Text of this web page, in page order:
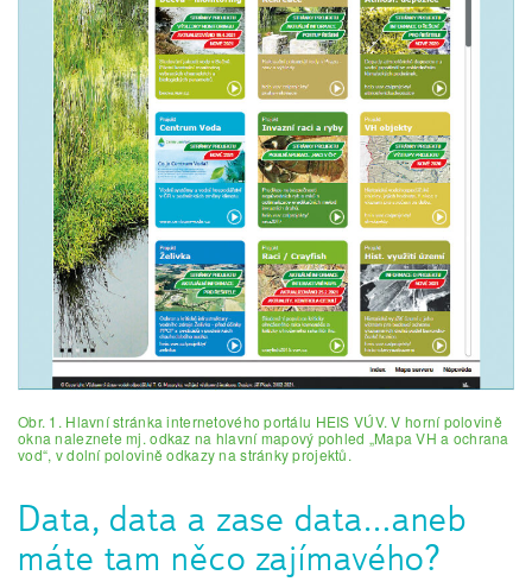
Obr. 1. Hlavní stránka internetového portálu HEIS VÚV. V horní polovině
okna naleznete mj. odkaz na hlavní mapový pohled „Mapa VH a ochrana
vod“, v dolní polovině odkazy na stránky projektů.
Data, data a zase data…aneb
máte tam něco zajímavého?